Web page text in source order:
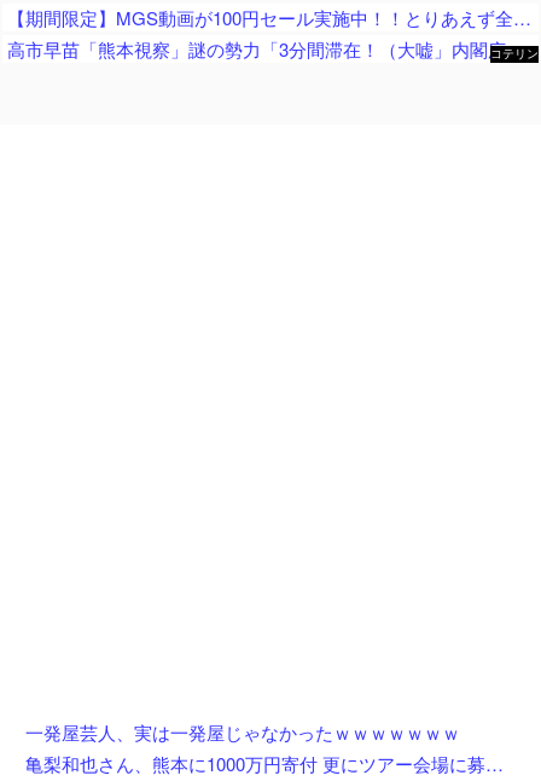
【期間限定】MGS動画が100円セール実施中！！とりあえず全部買うやろｗｗｗｗｗ
高市早苗「熊本視察」謎の勢力「3分間滞在！（大嘘」内閣広報官「事実無根（全否定」高市早苗「51分間視察（首相動静」マスコミ「被災者証言で10秒！（印象操作」→
コテリン
一発屋芸人、実は一発屋じゃなかったｗｗｗｗｗｗｗ
亀梨和也さん、熊本に1000万円寄付 更にツアー会場に募金箱設置